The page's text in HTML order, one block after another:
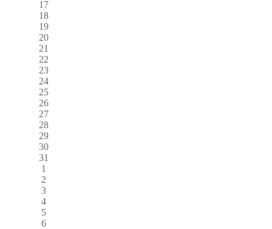
17
18
19
20
21
22
23
24
25
26
27
28
29
30
31
1
2
3
4
5
6